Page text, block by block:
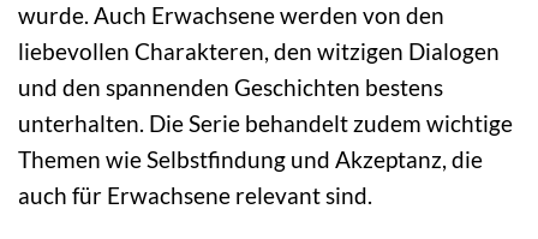
wurde. Auch Erwachsene werden von den
liebevollen Charakteren, den witzigen Dialogen
und den spannenden Geschichten bestens
unterhalten. Die Serie behandelt zudem wichtige
Themen wie Selbstfindung und Akzeptanz, die
auch für Erwachsene relevant sind.